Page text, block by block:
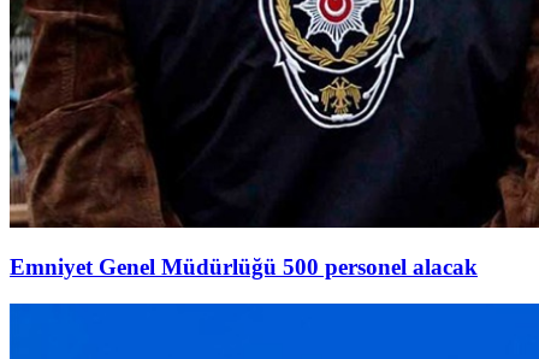
Emniyet Genel Müdürlüğü 500 personel alacak